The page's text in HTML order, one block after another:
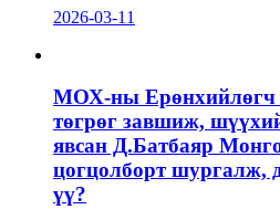
2026-03-11
МОХ-ны Ерөнхийлөгч
төгрөг завшиж,
явсан Д.Батбаяр
цогцолборт шургалж,
үү?